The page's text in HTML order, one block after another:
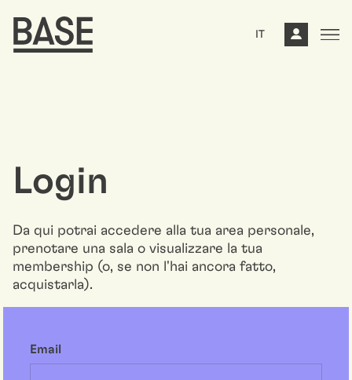
IT
Login
Da qui potrai accedere alla tua area personale,
prenotare una sala o visualizzare la tua
membership (o, se non l'hai ancora fatto,
acquistarla).
Email